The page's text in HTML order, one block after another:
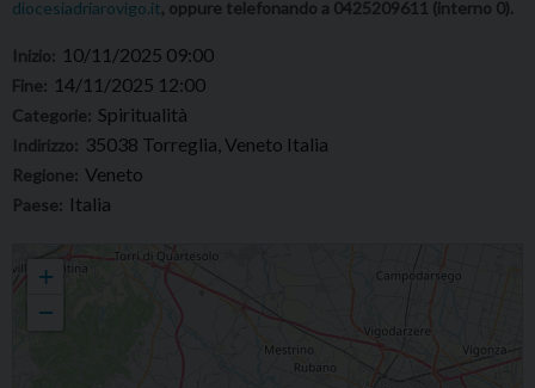
diocesiadriarovigo.it, oppure telefonando a 0425209611 (interno 0).
Inizio: 10/11/2025 09:00
Fine: 14/11/2025 12:00
Categorie: Spiritualità
Indirizzo: 35038 Torreglia, Veneto Italia
Regione: Veneto
Paese: Italia
Esercizi spirituali per presbiteri
+
−